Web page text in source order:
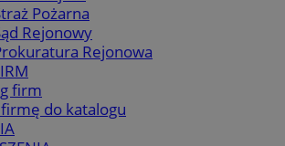
Pożarna
Rejonowy
Rejonowa
firm
do katalogu
m-ce.pl